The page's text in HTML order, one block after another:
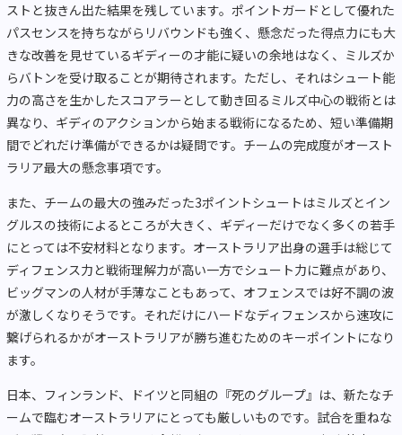
ストと抜きん出た結果を残しています。ポイントガードとして優れた
パスセンスを持ちながらリバウンドも強く、懸念だった得点力にも大
きな改善を見せているギディーの才能に疑いの余地はなく、ミルズか
らバトンを受け取ることが期待されます。ただし、それはシュート能
力の高さを生かしたスコアラーとして動き回るミルズ中心の戦術とは
異なり、ギディのアクションから始まる戦術になるため、短い準備期
間でどれだけ準備ができるかは疑問です。チームの完成度がオースト
ラリア最大の懸念事項です。
また、チームの最大の強みだった3ポイントシュートはミルズとイン
グルスの技術によるところが大きく、ギディーだけでなく多くの若手
にとっては不安材料となります。オーストラリア出身の選手は総じて
ディフェンス力と戦術理解力が高い一方でシュート力に難点があり、
ビッグマンの人材が手薄なこともあって、オフェンスでは好不調の波
が激しくなりそうです。それだけにハードなディフェンスから速攻に
繋げられるかがオーストラリアが勝ち進むためのキーポイントになり
ます。
日本、フィンランド、ドイツと同組の『死のグループ』は、新たなチ
ームで臨むオーストラリアにとっても厳しいものです。試合を重ねな